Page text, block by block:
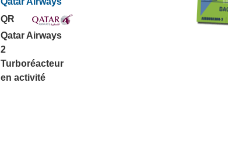
QR
Qatar Airways
2
Turboréacteur
en activité